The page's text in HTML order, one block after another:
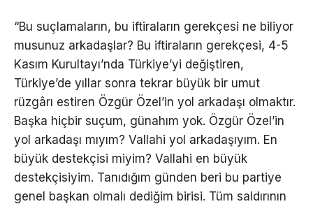
“Bu suçlamaların, bu iftiraların gerekçesi ne biliyor
musunuz arkadaşlar? Bu iftiraların gerekçesi, 4-5
Kasım Kurultayı’nda Türkiye’yi değiştiren,
Türkiye’de yıllar sonra tekrar büyük bir umut
rüzgârı estiren Özgür Özel’in yol arkadaşı olmaktır.
Başka hiçbir suçum, günahım yok. Özgür Özel’in
yol arkadaşı mıyım? Vallahi yol arkadaşıyım. En
büyük destekçisi miyim? Vallahi en büyük
destekçisiyim. Tanıdığım günden beri bu partiye
genel başkan olmalı dediğim birisi. Tüm saldırının